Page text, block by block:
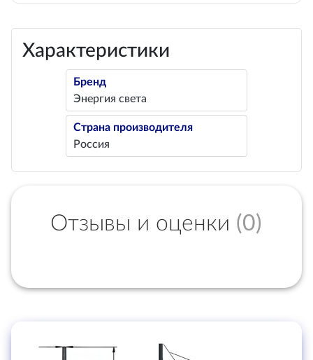
Характеристики
Бренд
Энергия света
Страна производителя
Россия
Отзывы и оценки (0)